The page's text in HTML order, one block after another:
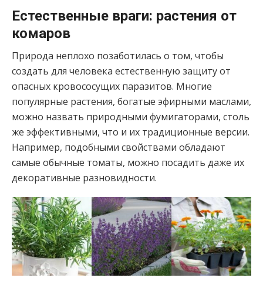
Естественные враги: растения от
комаров
Природа неплохо позаботилась о том, чтобы
создать для человека естественную защиту от
опасных кровососущих паразитов. Многие
популярные растения, богатые эфирными маслами,
можно назвать природными фумигаторами, столь
же эффективными, что и их традиционные версии.
Например, подобными свойствами обладают
самые обычные томаты, можно посадить даже их
декоративные разновидности.